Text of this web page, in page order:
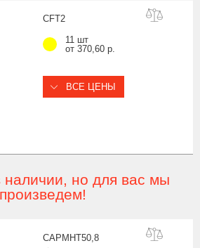
CFT2
11 шт
от 370,60 р.
ВСЕ ЦЕНЫ
наличии, но для вас мы
произведем!
CAPMHT50,8